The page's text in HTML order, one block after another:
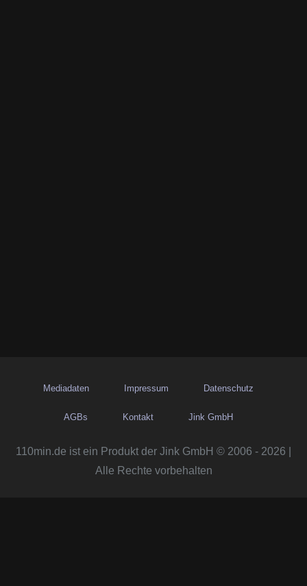
Mediadaten Impressum Datenschutz
AGBs Kontakt Jink GmbH
110min.de ist ein Produkt der Jink GmbH © 2006 - 2026 |
Alle Rechte vorbehalten